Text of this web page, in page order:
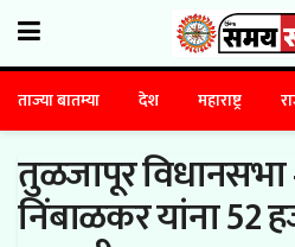
ताज्या बातम्या देश महाराष्ट्र
तुळजापूर
निंबाळकर यांना 52